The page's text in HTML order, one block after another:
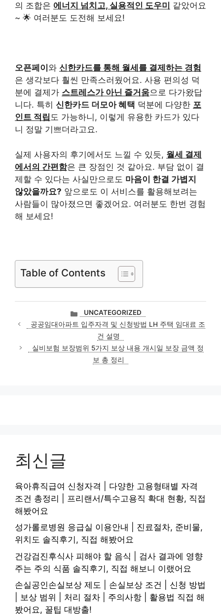
의 조합은 에너지 넘치고, 실용적인 도우미
같았어요
~ 🌟 여러분도 도전해 보세요!
오픈페이 와 신한카드를 통해 월세를 결제하는 경험
은 생각보다 훨씬 만족스러웠어요. 사용 편의성 덕
분에 결제가 스트레스가 아닌 즐거움으로 다가왔답
니다. 특히 신한카드 더모아 혜택 덕분에 다양한 포
인트 적립도 가능하니, 이렇게 유용한 카드가 있다
니 정말 기쁘더라고요.
실제 사용자의 후기에서도 느낄 수 있듯, 월세 결제
에서의 간편함은 큰 장점인 것 같아요. 부담 없이 결
제할 수 있다는 사실만으로도 마음이 한결 가볍지
않았을까요? 앞으로도 이 서비스를 활용해보려는
사람들이 많아졌으면 좋겠어요. 여러분도 한번 경험
해 보세요!
Table of Contents
카
테
고
UNCATEGORIZED
공공임대아파트 입주자격 및 신청방법 LH 주택 임대료 조
건 설명
실비보험 보장범위 5가지 보상 내용 개시일 보장 금액 정
보 총 정리
최신글
육아휴직급여 신청자격 | 다양한 고용형태별 자격
조건 총정리 | 프리랜서/특수고용직 확대 현황, 직접
해봤어요
성가롤로병원 응급실 이용안내 | 진료절차, 준비물,
위치도 솔직후기, 직접 해봤어요
건강검진후식사 피해야 할 음식 | 검사 결과에 영향
주는 주의 식품 솔직후기, 직접 해보니 이랬어요
손실공인손실보상 제도 | 손실보상 조건 | 신청 방법
| 보상 범위 | 처리 절차 | 주의사항 | 활용법 직접 해
봤어요, 꿀팁 대방출!